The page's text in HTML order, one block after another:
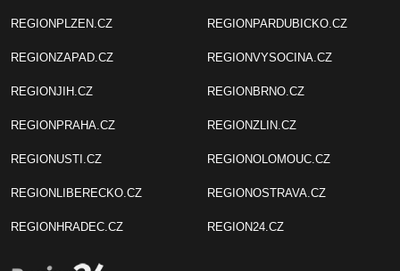
REGIONPLZEN.CZ
REGIONZAPAD.CZ
REGIONJIH.CZ
REGIONPRAHA.CZ
REGIONUSTI.CZ
REGIONLIBERECKO.CZ
REGIONHRADEC.CZ
REGIONPARDUBICKO.CZ
REGIONVYSOCINA.CZ
REGIONBRNO.CZ
REGIONZLIN.CZ
REGIONOLOMOUC.CZ
REGIONOSTRAVA.CZ
REGION24.CZ